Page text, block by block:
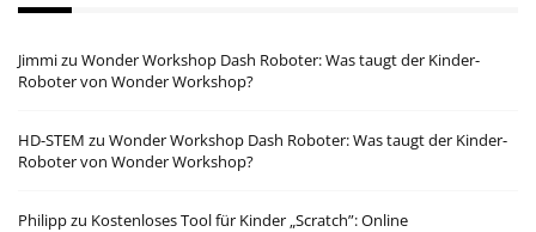
Jimmizu Wonder Workshop Dash Roboter: Was taugt der Kinder-
Roboter von Wonder Workshop?
HD-STEM zu Wonder Workshop Dash Roboter: Was taugt der Kinder-
Roboter von Wonder Workshop?
Philippzu Kostenloses Tool für Kinder „Scratch”: Online